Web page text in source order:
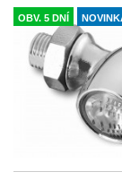
OBV. 5 DNÍ